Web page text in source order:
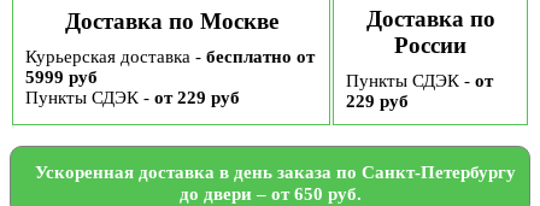
Доставка по Москве
Курьерская доставка - бесплатно от
5999 руб
Пункты СДЭК - от 229 руб
Доставка по
России
Пункты СДЭК - от
229 руб
Ускоренная доставка в день заказа по Санкт-Петербургу
до двери – от 650 руб.